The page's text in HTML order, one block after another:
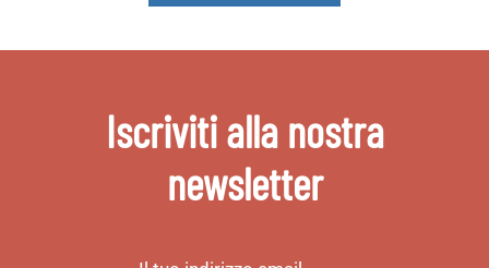
Iscriviti alla nostra
newsletter